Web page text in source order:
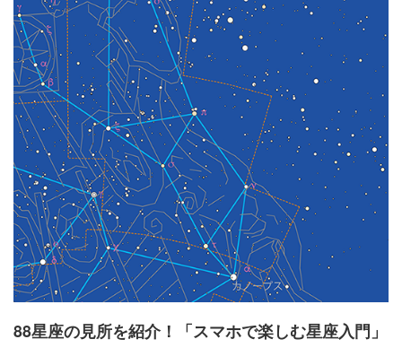
88星座の見所を紹介！「スマホで楽しむ星座入門」